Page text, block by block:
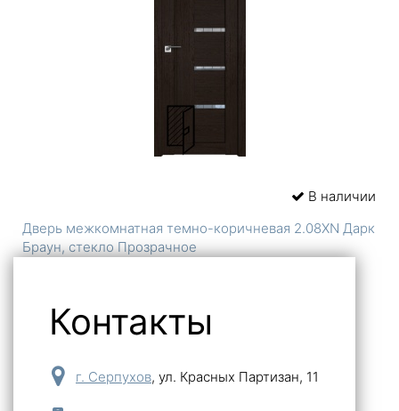
В наличии
Дверь межкомнатная темно-коричневая 2.08XN Дарк
Браун, стекло Прозрачное
Контакты
г. Серпухов, ул. Красных Партизан, 11